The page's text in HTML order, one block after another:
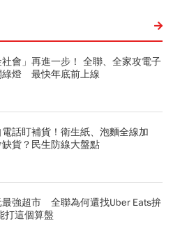
會」再進一步！ 全聯、全家攻電子
燈 最快年底前上線
話盯補貨！衛生紙、泡麵全線加
貨？民生防線大盤點
最強超市 全聯為何還找Uber Eats拚
打這個算盤